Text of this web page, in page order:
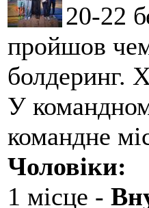
20-22
пройшов
болдеринг.
У
командне
Чоловіки:
1 місце -